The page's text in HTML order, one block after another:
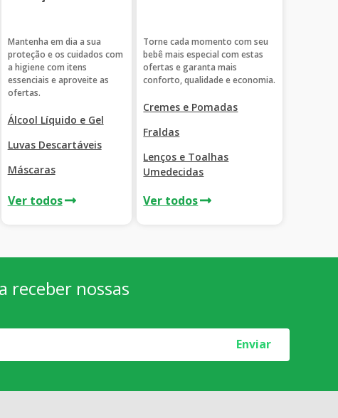
Mantenha em dia a sua
proteção e os cuidados com
a higiene com itens
essenciais e aproveite as
ofertas.
Álcool Líquido e Gel
Luvas Descartáveis
Máscaras
Ver todos
Torne cada momento com seu
bebê mais especial com estas
ofertas e garanta mais
conforto, qualidade e economia.
Cremes e Pomadas
Fraldas
Lenços e Toalhas
Umedecidas
Ver todos
receber nossas
Enviar